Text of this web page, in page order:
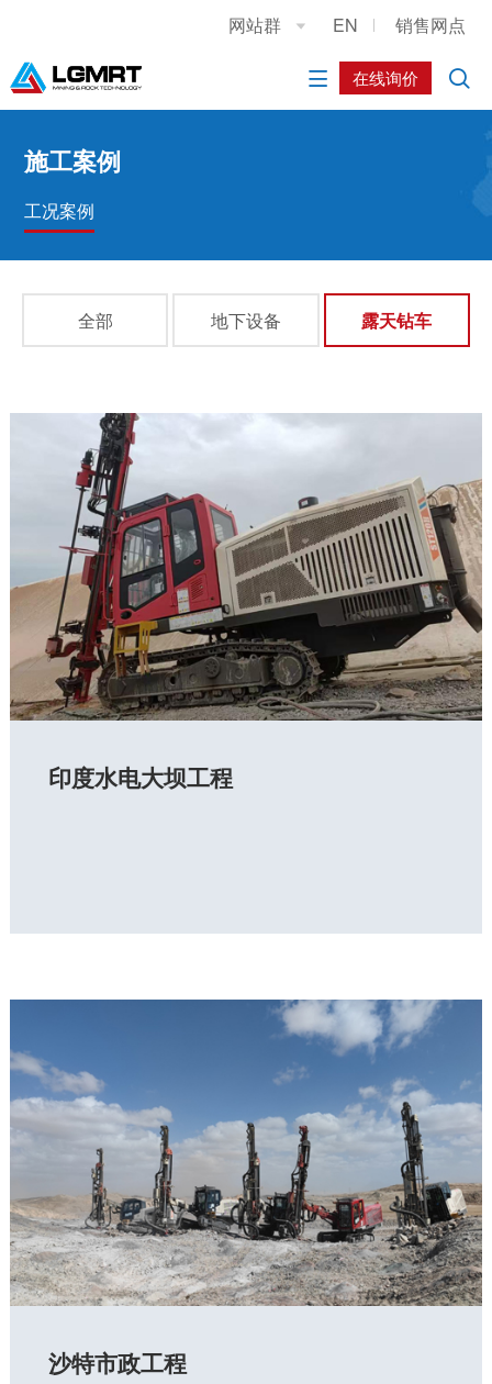
网站群  EN 销售网点
在线询价 

公司简介
发展历程
联系我们
公司新闻
社会媒体
露天钻车
地下钻车
地下铲运设备
销售与服务网络
服务介绍
在线询价
工况案例
人才理念
社会招聘
简历投递
施工案例
工况案例
全部 地下设备 露天钻车
印度水电大坝工程
沙特市政工程